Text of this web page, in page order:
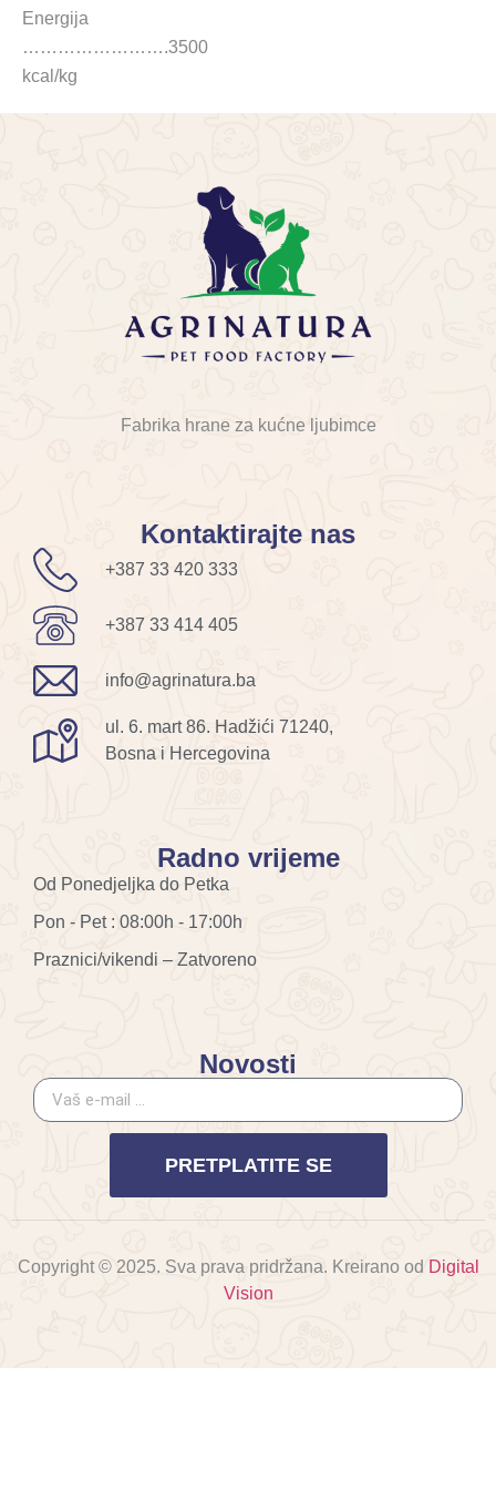
Energija
…………………….3500
kcal/kg
Fabrika hrane za kućne ljubimce
Kontaktirajte nas
+387 33 420 333
+387 33 414 405
info@agrinatura.ba
ul. 6. mart 86. Hadžići 71240,
Bosna i Hercegovina
Radno vrijeme
Od Ponedjeljka do Petka
Pon - Pet : 08:00h - 17:00h
Praznici/vikendi – Zatvoreno
Novosti
PRETPLATITE SE
Copyright © 2025. Sva prava pridržana. Kreirano od Digital
Vision